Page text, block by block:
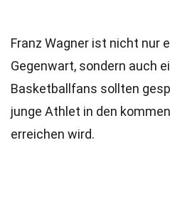
Franz Wagner ist nicht nur
Gegenwart, sondern auch
Basketballfans sollten
junge Athlet in den
erreichen wird.